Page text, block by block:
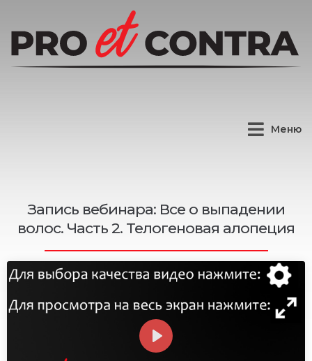
Меню
Запись вебинара: Все о выпадении
волос. Часть 2. Телогеновая алопеция
СМОТРЕТЬ